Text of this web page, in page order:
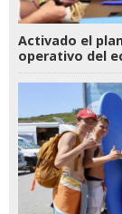
Activado el
operativo del